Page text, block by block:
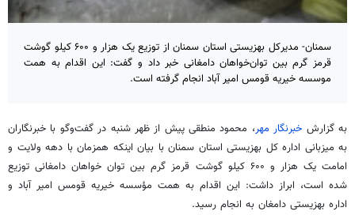
سمنان- مدیرکل بهزیستی استان سمنان از توزیع یک هزار و ۶۰۰ کیلو گوشت
قرمز گرم بین توان‌خواهان دامغانی خبر داد و گفت: این اقدام به همت
موسسه خیریه قومس امیر آباد انجام گرفته است.
به گزارش خبرنگار مهر، محمود منطقی پیش از ظهر شنبه در گفت‌وگو با خبرنگاران
به میزبانی اداره کل بهزیستی استان سمنان با بیان اینکه همزمان با دهه ولایت و
امامت یک هزار و ۶۰۰ کیلو گوشت قرمز گرم بین توان خواهان دامغانی توزیع
شده است، ابراز داشت: این اقدام به همت مؤسسه خیریه قومس امیر آباد و
اداره بهزیستی دامغان به انجام رسید.